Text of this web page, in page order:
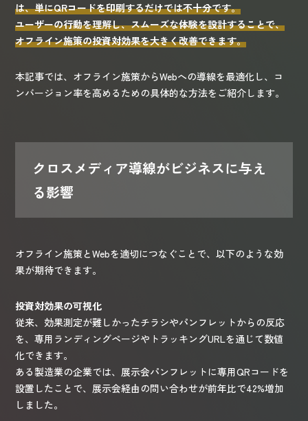
は、単にQRコードを印刷するだけでは不十分です。
ユーザーの行動を理解し、スムーズな体験を設計することで、
オフライン施策の投資対効果を大きく改善できます。
本記事では、オフライン施策からWebへの導線を最適化し、コ
ンバージョン率を高めるための具体的な方法をご紹介します。
クロスメディア導線がビジネスに与え
る影響
オフライン施策とWebを適切につなぐことで、以下のような効
果が期待できます。
投資対効果の可視化
従来、効果測定が難しかったチラシやパンフレットからの反応
を、専用ランディングページやトラッキングURLを通じて数値
化できます。
ある製造業の企業では、展示会パンフレットに専用QRコードを
設置したことで、展示会経由の問い合わせが前年比で42%増加
しました。